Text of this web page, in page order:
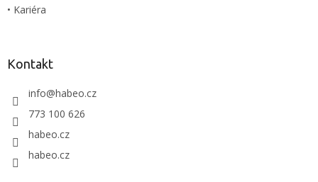
• Kariéra
Kontakt
info@habeo.cz
773 100 626
habeo.cz
habeo.cz